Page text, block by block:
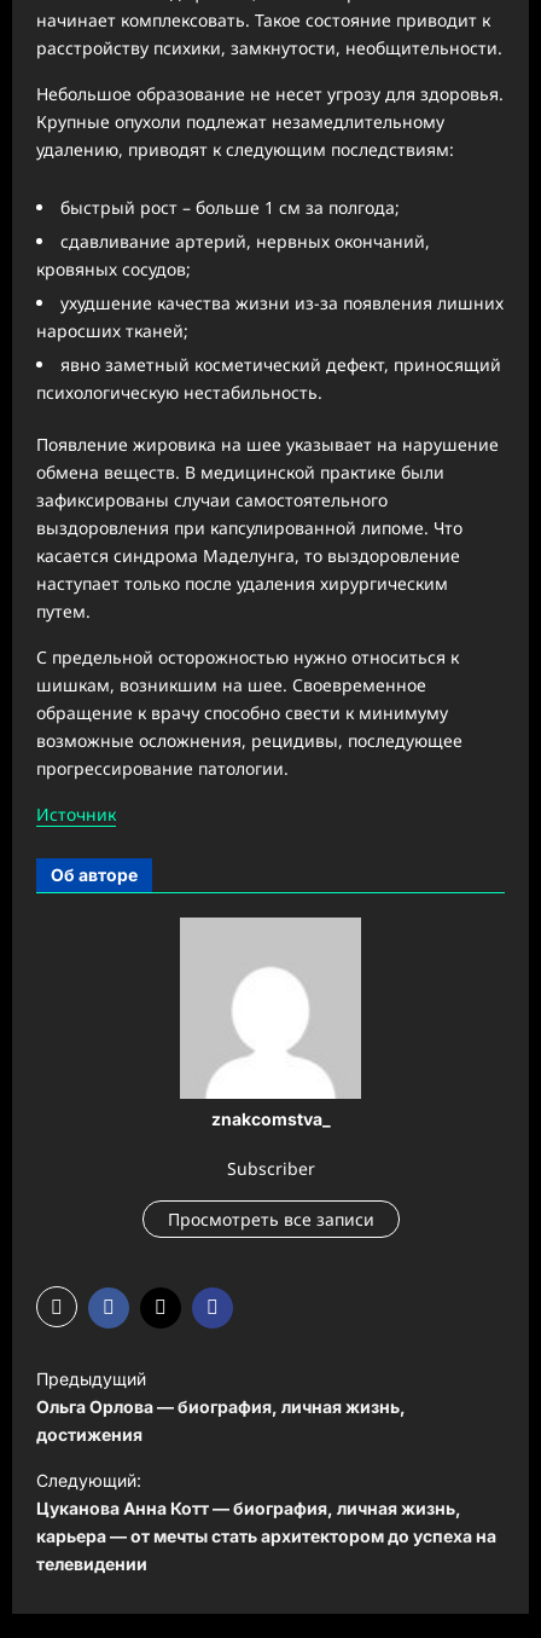
начинает комплексовать. Такое состояние приводит к
расстройству психики, замкнутости, необщительности.
Небольшое образование не несет угрозу для здоровья.
Крупные опухоли подлежат незамедлительному
удалению, приводят к следующим последствиям:
быстрый рост – больше 1 см за полгода;
сдавливание артерий, нервных окончаний,
кровяных сосудов;
ухудшение качества жизни из-за появления лишних
наросших тканей;
явно заметный косметический дефект, приносящий
психологическую нестабильность.
Появление жировика на шее указывает на нарушение
обмена веществ. В медицинской практике были
зафиксированы случаи самостоятельного
выздоровления при капсулированной липоме. Что
касается синдрома Маделунга, то выздоровление
наступает только после удаления хирургическим
путем.
С предельной осторожностью нужно относиться к
шишкам, возникшим на шее. Своевременное
обращение к врачу способно свести к минимуму
возможные осложнения, рецидивы, последующее
прогрессирование патологии.
Источник
Об авторе
znakcomstva_
Subscriber
Просмотреть все записи
а
в
и
г
а
Предыдущий
Ольга Орлова — биография, личная жизнь,
достижения
Следующий:
Цуканова Анна Котт — биография, личная жизнь,
карьера — от мечты стать архитектором до успеха на
телевидении